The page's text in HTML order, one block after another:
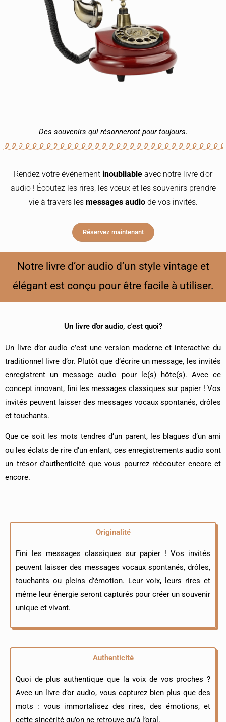
Des souvenirs qui résonneront pour toujours.
Rendez votre événement inoubliable avec notre livre d’or
audio ! Écoutez les rires, les vœux et les souvenirs prendre
vie à travers les messages audiode vos invités.
Réservez maintenant
Notre livre d’or audio d’un style vintage et
élégant est conçu pour être facile à utiliser.
Un livre d'or audio, c'est quoi?
Un livre d’or audio c’est une version moderne et interactive du
traditionnel livre d’or. Plutôt que d’écrire un message, les invités
enregistrent un message audio pour le(s) hôte(s). Avec ce
concept innovant, fini les messages classiques sur papier ! Vos
invités peuvent laisser des messages vocaux spontanés, drôles
et touchants.
Que ce soit les mots tendres d’un parent, les blagues d’un ami
ou les éclats de rire d’un enfant, ces enregistrements audio sont
un trésor d’authenticité que vous pourrez réécouter encore et
encore.
Originalité
Fini les messages classiques sur papier ! Vos invités
peuvent laisser des messages vocaux spontanés, drôles,
touchants ou pleins d’émotion. Leur voix, leurs rires et
même leur énergie seront capturés pour créer un souvenir
unique et vivant.
Authenticité
Quoi de plus authentique que la voix de vos proches ?
Avec un livre d’or audio, vous capturez bien plus que des
mots : vous immortalisez des rires, des émotions, et
cette sincérité qu’on ne retrouve qu’à l’oral.